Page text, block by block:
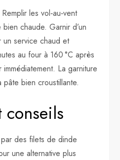
Remplir les vol‑au‑vent
chaude. Garnir d’un
service chaud et
au four à 160 °C après
La garniture
bien croustillante.
conseils
des filets de dinde
une alternative plus